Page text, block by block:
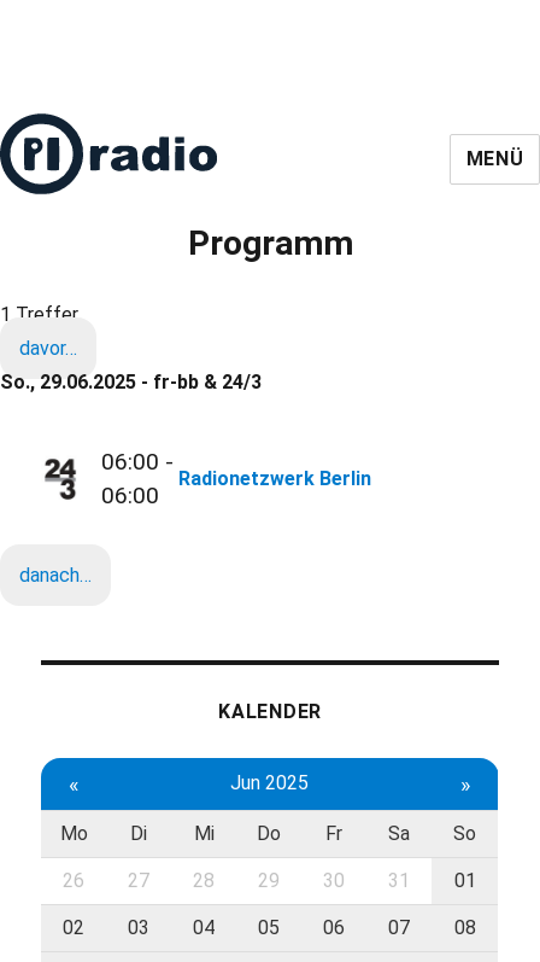
MENÜ
Programm
1 Treffer
davor…
So., 29.06.2025 - fr-bb & 24/3
06:00 -
06:00
Radionetzwerk Berlin
danach…
KALENDER
« Jun 2025 »
Mo Di Mi Do Fr Sa So
26 27 28 29 30 31 01
02 03 04 05 06 07 08